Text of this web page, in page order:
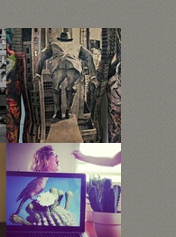
37 супер
реалистичных
и
качественных
...